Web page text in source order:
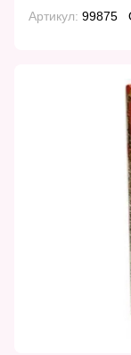
Артикул: 99875